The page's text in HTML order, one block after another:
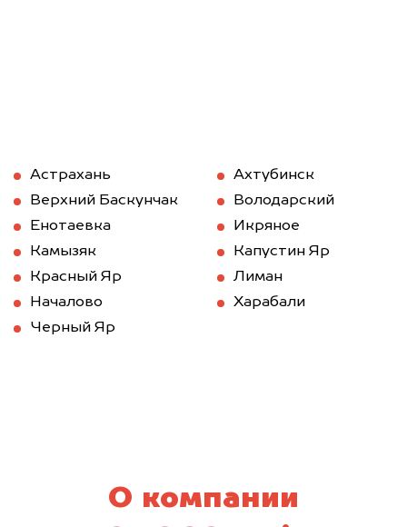
Астрахань
Ахтубинск
Верхний Баскунчак
Володарский
Енотаевка
Икряное
Камызяк
Капустин Яр
Красный Яр
Лиман
Началово
Харабали
Черный Яр
О компании